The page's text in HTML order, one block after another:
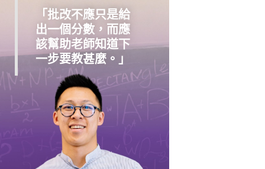
「批改不應只是給
出一個分數，而應
該幫助老師知道下
一步要教甚麼。」